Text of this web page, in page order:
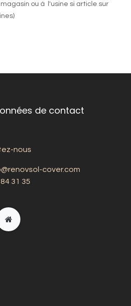
ou à l'usine si article sur
de contact
nous
cover.com
31 35